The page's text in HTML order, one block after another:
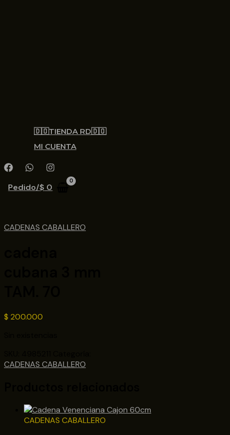
🇩🇴TIENDA RD🇩🇴
MI CUENTA
Pedido/$ 0
CADENAS CABALLERO
$ 200.000
CADENAS CABALLERO
CADENAS CABALLERO